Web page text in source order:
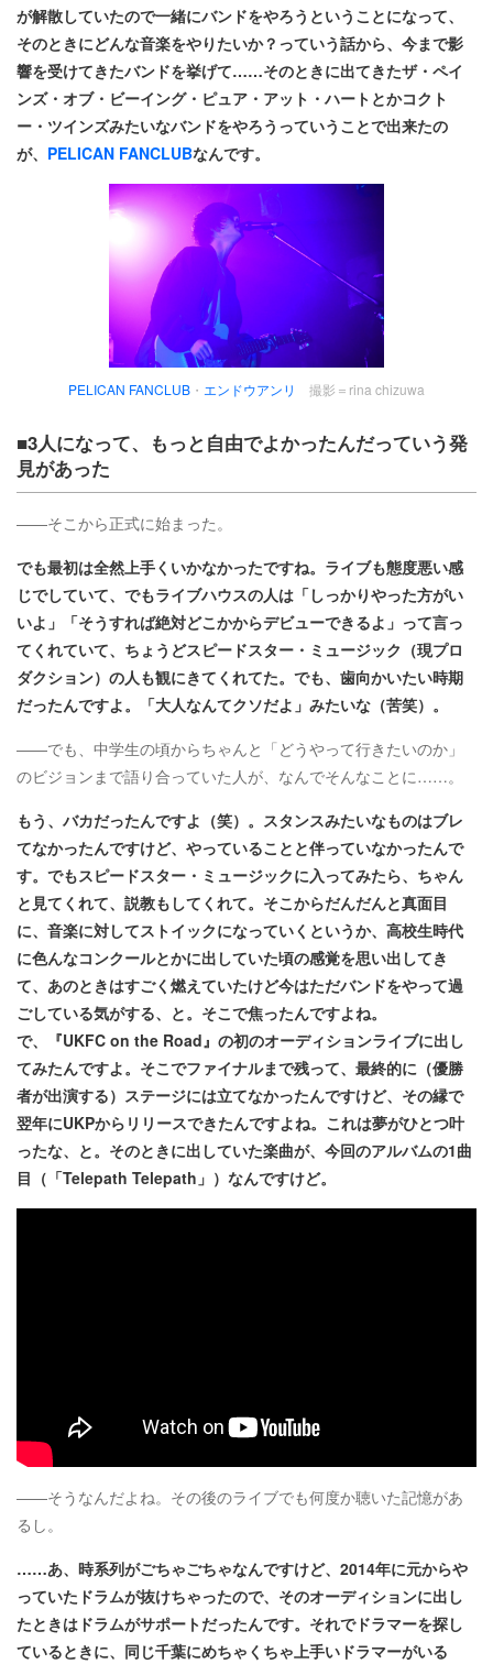
が解散していたので一緒にバンドをやろうということになって、
そのときにどんな音楽をやりたいか？っていう話から、今まで影
響を受けてきたバンドを挙げて……そのときに出てきたザ・ペイ
ンズ・オブ・ビーイング・ピュア・アット・ハートとかコクト
ー・ツインズみたいなバンドをやろうっていうことで出来たの
が、 PELICAN FANCLUBなんです。
PELICAN FANCLUB ・ エンドウアンリ 撮影＝rina chizuwa
■3人になって、もっと自由でよかったんだっていう発
見があった
――そこから正式に始まった。
でも最初は全然上手くいかなかったですね。ライブも態度悪い感
じでしていて、でもライブハウスの人は「しっかりやった方がい
いよ」「そうすれば絶対どこかからデビューできるよ」って言っ
てくれていて、ちょうどスピードスター・ミュージック（現プロ
ダクション）の人も観にきてくれてた。でも、歯向かいたい時期
だったんですよ。「大人なんてクソだよ」みたいな（苦笑）。
――でも、中学生の頃からちゃんと「どうやって行きたいのか」
のビジョンまで語り合っていた人が、なんでそんなことに……。
もう、バカだったんですよ（笑）。スタンスみたいなものはブレ
てなかったんですけど、やっていることと伴っていなかったんで
す。でもスピードスター・ミュージックに入ってみたら、ちゃん
と見てくれて、説教もしてくれて。そこからだんだんと真面目
に、音楽に対してストイックになっていくというか、高校生時代
に色んなコンクールとかに出していた頃の感覚を思い出してき
て、あのときはすごく燃えていたけど今はただバンドをやって過
ごしている気がする、と。そこで焦ったんですよね。
で、『UKFC on the Road』の初のオーディションライブに出し
てみたんですよ。そこでファイナルまで残って、最終的に（優勝
者が出演する）ステージには立てなかったんですけど、その縁で
翌年にUKPからリリースできたんですよね。これは夢がひとつ叶
ったな、と。そのときに出していた楽曲が、今回のアルバムの1曲
目（「Telepath Telepath」）なんですけど。
――そうなんだよね。その後のライブでも何度か聴いた記憶があ
るし。
……あ、時系列がごちゃごちゃなんですけど、2014年に元からや
っていたドラムが抜けちゃったので、そのオーディションに出し
たときはドラムがサポートだったんです。それでドラマーを探し
ているときに、同じ千葉にめちゃくちゃ上手いドラマーがいる